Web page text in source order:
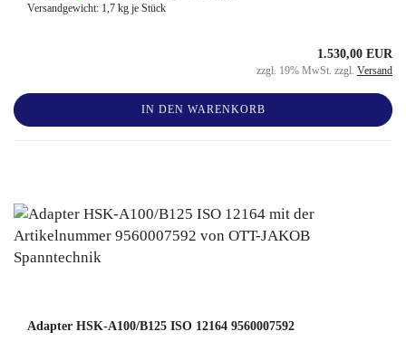
Versandgewicht: 1,7 kg je Stück
1.530,00 EUR
zzgl. 19% MwSt. zzgl. Versand
IN DEN WARENKORB
Adapter HSK-A100/B125 ISO 12164 9560007592